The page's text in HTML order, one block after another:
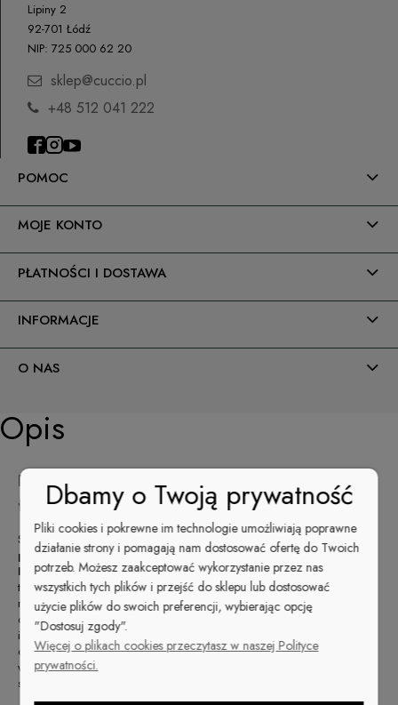
POMOC
MOJE KONTO
PŁATNOŚCI I DOSTAWA
INFORMACJE
O NAS
Lipiny 2
92-701 Łódź
NIP: 725 000 62 20
sklep@cuccio.pl
+48 512 041 222
Opis
Lakier hybrydowy w oryginalnym kolorze
fuksji
Szukasz niebanalnego lakieru inspirowanego barwami natury?
Sięgnij
po Hybrydę do paznokci Stardoro nr 1736 z kolekcji
Rainbow w kolorze intensywnej fuksji!To doskonały wybór nie
tylko dla miłośniczek kwiatów, chociaż charakterystyczny odcień lakieru
rzeczywiście wspaniale odzwierciedla naturalną barwę fuksji. Produkt
doskonale sprawdzi się w najróżniejszych stylizacjach. Paznokcie w tak
intensywnym odcieniu mogą być ciekawym dopełnieniem zarówno do
outfitów na wyjątkowe okazje, jak i do codziennych zestawień. Manicure
w kolorze fuksji spodoba się przede wszystkim paniom preferującym
soczyste tonacje.
Dbamy o Twoją prywatność
Pliki cookies i pokrewne im technologie umożliwiają poprawne
działanie strony i pomagają nam dostosować ofertę do Twoich
potrzeb. Możesz zaakceptować wykorzystanie przez nas
wszystkich tych plików i przejść do sklepu lub dostosować
użycie plików do swoich preferencji, wybierając opcję
"Dostosuj zgody".
Więcej o plikach cookies przeczytasz w naszej Polityce
prywatności.